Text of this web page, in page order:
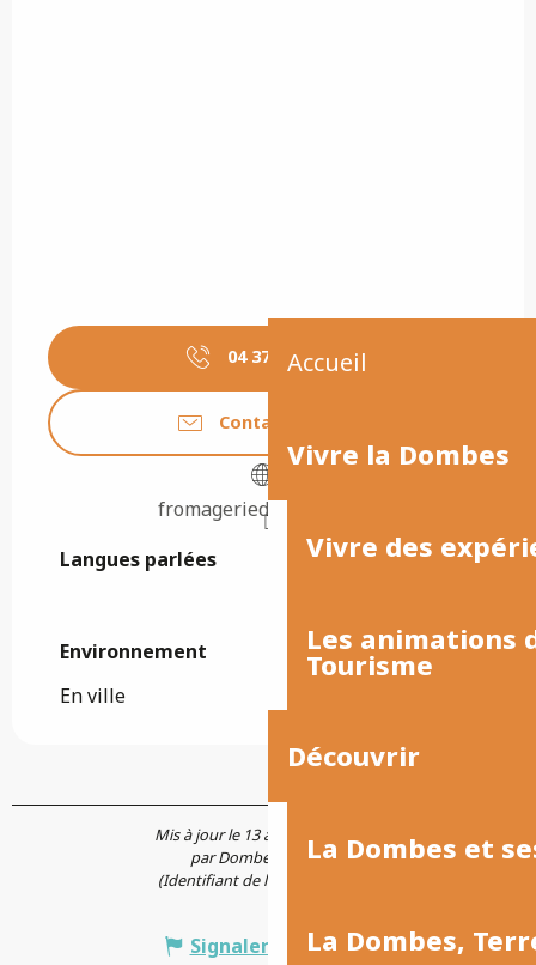
Accueil
Vivre la Dombes
Vivre des
Les animations
Tourisme
Découvrir
La Dombes et
La Dombes,
04 37 62 39▒▒
Contactez-nous
fromageriedechatillon.fr
Langues parlées
Langues parlées
Environnement
Environnement
En ville
Mis à jour le 13 avril 2026 à 09:24
par Dombes Tourisme
(Identifiant de l'offre :
Signaler une erreur